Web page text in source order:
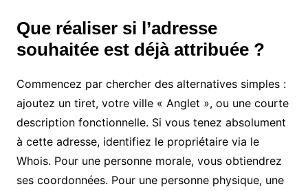
Que réaliser si l’adresse
souhaitée est déjà attribuée ?
Commencez par chercher des alternatives simples :
ajoutez un tiret, votre ville « Anglet », ou une courte
description fonctionnelle. Si vous tenez absolument
à cette adresse, identifiez le propriétaire via le
Whois. Pour une personne morale, vous obtiendrez
ses coordonnées. Pour une personne physique, une